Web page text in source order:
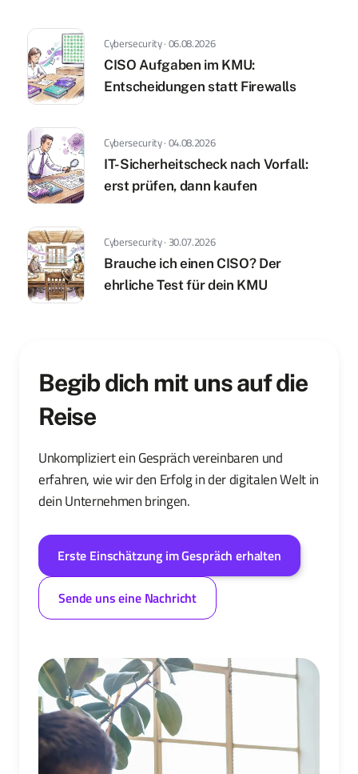
Cybersecurity · 06.08.2026
CISO Aufgaben im KMU:
Entscheidungen statt Firewalls
Cybersecurity · 04.08.2026
IT-Sicherheitscheck nach Vorfall:
erst prüfen, dann kaufen
Cybersecurity · 30.07.2026
Brauche ich einen CISO? Der
ehrliche Test für dein KMU
Begib dich mit uns auf die
Reise
Unkompliziert ein Gespräch vereinbaren und
erfahren, wie wir den Erfolg in der digitalen Welt in
dein Unternehmen bringen.
Erste Einschätzung im Gespräch erhalten
Sende uns eine Nachricht